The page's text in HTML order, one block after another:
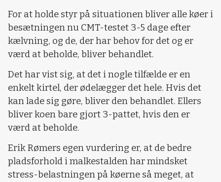
For at holde styr på situationen bliver alle køer i
besætningen nu CMT-testet 3-5 dage efter
kælvning, og de, der har behov for det og er
værd at beholde, bliver behandlet.
Det har vist sig, at det i nogle tilfælde er en
enkelt kirtel, der ødelægger det hele. Hvis det
kan lade sig gøre, bliver den behandlet. Ellers
bliver koen bare gjort 3-pattet, hvis den er
værd at beholde.
Erik Rømers egen vurdering er, at de bedre
pladsforhold i malkestalden har mindsket
stress-belastningen på køerne så meget, at